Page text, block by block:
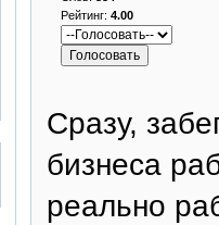
Рейтинг: 4.00
Сразу,
бизнеса
реально